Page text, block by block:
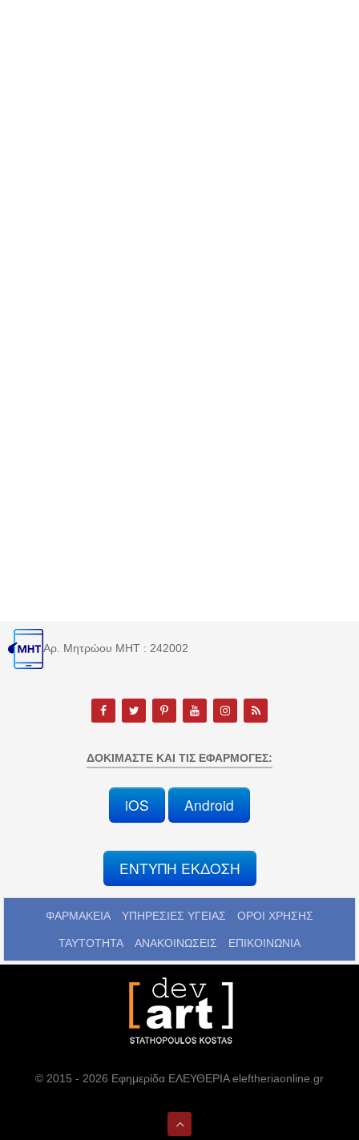
Αρ. Μητρώου MHT : 242002
ΔΟΚΙΜΆΣΤΕ ΚΑΙ ΤΙΣ ΕΦΑΡΜΟΓΈΣ:
iOS Android
ΕΝΤΥΠΗ ΕΚΔΟΣΗ
ΦΑΡΜΑΚΕΙΑ ΥΠΗΡΕΣΙΕΣ ΥΓΕΙΑΣ ΟΡΟΙ ΧΡΗΣΗΣ
ΤΑΥΤΟΤΗΤΑ ΑΝΑΚΟΙΝΩΣΕΙΣ ΕΠΙΚΟΙΝΩΝΙΑ
© 2015 - 2026 Εφημερίδα ΕΛΕΥΘΕΡΙΑ eleftheriaonline.gr